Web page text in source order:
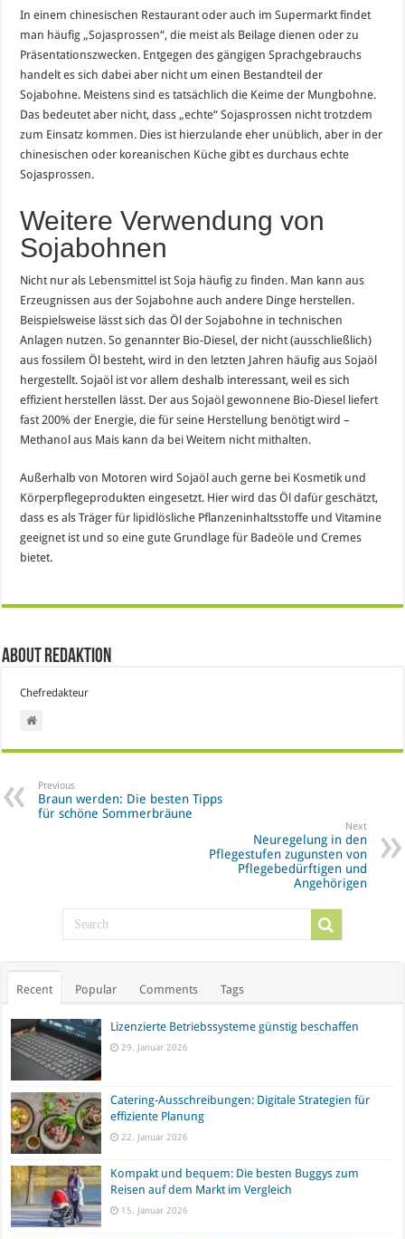
In einem chinesischen Restaurant oder auch im Supermarkt findet
man häufig „Sojasprossen“, die meist als Beilage dienen oder zu
Präsentationszwecken. Entgegen des gängigen Sprachgebrauchs
handelt es sich dabei aber nicht um einen Bestandteil der
Sojabohne. Meistens sind es tatsächlich die Keime der Mungbohne.
Das bedeutet aber nicht, dass „echte“ Sojasprossen nicht trotzdem
zum Einsatz kommen. Dies ist hierzulande eher unüblich, aber in der
chinesischen oder koreanischen Küche gibt es durchaus echte
Sojasprossen.
Weitere Verwendung von
Sojabohnen
Nicht nur als Lebensmittel ist Soja häufig zu finden. Man kann aus
Erzeugnissen aus der Sojabohne auch andere Dinge herstellen.
Beispielsweise lässt sich das Öl der Sojabohne in technischen
Anlagen nutzen. So genannter Bio-Diesel, der nicht (ausschließlich)
aus fossilem Öl besteht, wird in den letzten Jahren häufig aus Sojaöl
hergestellt. Sojaöl ist vor allem deshalb interessant, weil es sich
effizient herstellen lässt. Der aus Sojaöl gewonnene Bio-Diesel liefert
fast 200% der Energie, die für seine Herstellung benötigt wird –
Methanol aus Mais kann da bei Weitem nicht mithalten.
Außerhalb von Motoren wird Sojaöl auch gerne bei Kosmetik und
Körperpflegeprodukten eingesetzt. Hier wird das Öl dafür geschätzt,
dass es als Träger für lipidlösliche Pflanzeninhaltsstoffe und Vitamine
geeignet ist und so eine gute Grundlage für Badeöle und Cremes
bietet.
About Redaktion
Chefredakteur
Previous
Braun werden: Die besten Tipps
für schöne Sommerbräune
Next
Neuregelung in den
Pflegestufen zugunsten von
Pflegebedürftigen und
Angehörigen
Recent Popular Comments Tags
Lizenzierte Betriebssysteme günstig beschaffen
29. Januar 2026
Catering-Ausschreibungen: Digitale Strategien für
effiziente Planung
22. Januar 2026
Kompakt und bequem: Die besten Buggys zum
Reisen auf dem Markt im Vergleich
15. Januar 2026